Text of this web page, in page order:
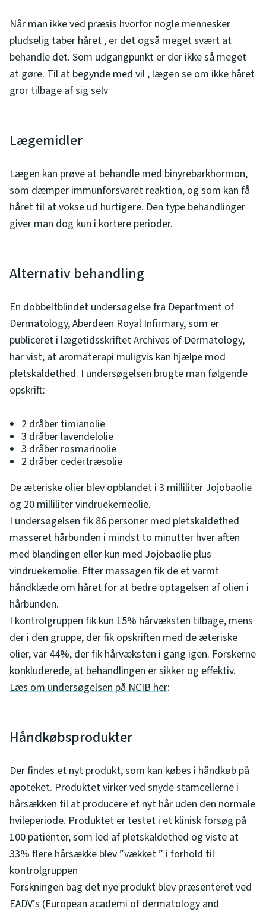
Når man ikke ved præsis hvorfor nogle mennesker
pludselig taber håret , er det også meget svært at
behandle det. Som udgangpunkt er der ikke så meget
at gøre. Til at begynde med vil , lægen se om ikke håret
gror tilbage af sig selv
Lægemidler
Lægen kan prøve at behandle med binyrebarkhormon,
som dæmper immunforsvaret reaktion, og som kan få
håret til at vokse ud hurtigere. Den type behandlinger
giver man dog kun i kortere perioder.
Alternativ behandling
En dobbeltblindet undersøgelse fra Department of
Dermatology, Aberdeen Royal Infirmary, som er
publiceret i lægetidsskriftet Archives of Dermatology,
har vist, at aromaterapi muligvis kan hjælpe mod
pletskaldethed. I undersøgelsen brugte man følgende
opskrift:
2 dråber timianolie
3 dråber lavendelolie
3 dråber rosmarinolie
2 dråber cedertræsolie
De æteriske olier blev opblandet i 3 milliliter Jojobaolie
og 20 milliliter vindruekerneolie.
I undersøgelsen fik 86 personer med pletskaldethed
masseret hårbunden i mindst to minutter hver aften
med blandingen eller kun med Jojobaolie plus
vindruekernolie. Efter massagen fik de et varmt
håndklæde om håret for at bedre optagelsen af olien i
hårbunden.
I kontrolgruppen fik kun 15% hårvæksten tilbage, mens
der i den gruppe, der fik opskriften med de æteriske
olier, var 44%, der fik hårvæksten i gang igen. Forskerne
konkluderede, at behandlingen er sikker og effektiv.
Læs om undersøgelsen på NCIB her:
Håndkøbsprodukter
Der findes et nyt produkt, som kan købes i håndkøb på
apoteket. Produktet virker ved snyde stamcellerne i
hårsækken til at producere et nyt hår uden den normale
hvileperiode. Produktet er testet i et klinisk forsøg på
100 patienter, som led af pletskaldethed og viste at
33% flere hårsække blev ”vækket ” i forhold til
kontrolgruppen
Forskningen bag det nye produkt blev præsenteret ved
EADV’s (European academi of dermatology and